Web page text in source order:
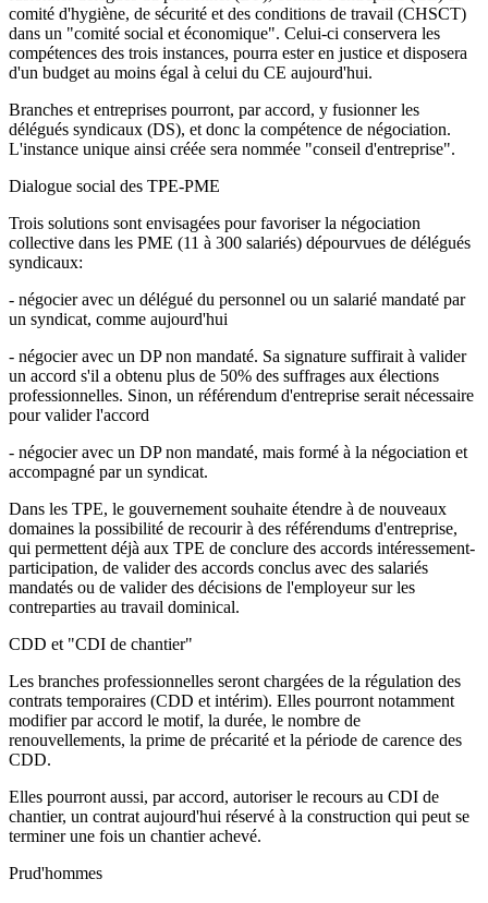
comité d'hygiène, de sécurité et des conditions de travail (CHSCT)
dans un "comité social et économique". Celui-ci conservera les
compétences des trois instances, pourra ester en justice et disposera
d'un budget au moins égal à celui du CE aujourd'hui.
Branches et entreprises pourront, par accord, y fusionner les
délégués syndicaux (DS), et donc la compétence de négociation.
L'instance unique ainsi créée sera nommée "conseil d'entreprise".
Dialogue social des TPE-PME
Trois solutions sont envisagées pour favoriser la négociation
collective dans les PME (11 à 300 salariés) dépourvues de délégués
syndicaux:
- négocier avec un délégué du personnel ou un salarié mandaté par
un syndicat, comme aujourd'hui
- négocier avec un DP non mandaté. Sa signature suffirait à valider
un accord s'il a obtenu plus de 50% des suffrages aux élections
professionnelles. Sinon, un référendum d'entreprise serait nécessaire
pour valider l'accord
- négocier avec un DP non mandaté, mais formé à la négociation et
accompagné par un syndicat.
Dans les TPE, le gouvernement souhaite étendre à de nouveaux
domaines la possibilité de recourir à des référendums d'entreprise,
qui permettent déjà aux TPE de conclure des accords intéressement-
participation, de valider des accords conclus avec des salariés
mandatés ou de valider des décisions de l'employeur sur les
contreparties au travail dominical.
CDD et "CDI de chantier"
Les branches professionnelles seront chargées de la régulation des
contrats temporaires (CDD et intérim). Elles pourront notamment
modifier par accord le motif, la durée, le nombre de
renouvellements, la prime de précarité et la période de carence des
CDD.
Elles pourront aussi, par accord, autoriser le recours au CDI de
chantier, un contrat aujourd'hui réservé à la construction qui peut se
terminer une fois un chantier achevé.
Prud'hommes